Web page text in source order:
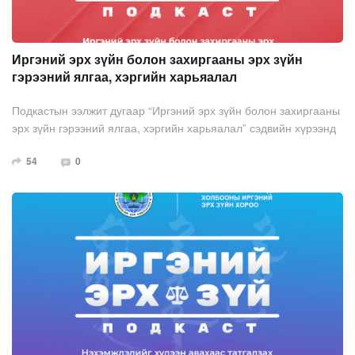
Иргэний эрх зүйн болон захиргааны эрх зүйн
гэрээний ялгаа, хэргийн харьяалал
Подкастын ээлжит дугаар “Иргэний эрх зүйн болон захиргааны
эрх зүйн гэрээний ялгаа, хэргийн харьяалал” сэдвийн хүрээнд
гишүүн, хуульч, хууль зүйн доктор Д.Сүнжид, Чингэлтэй
Н.Баярмаа, зочин хөтлөгчөөр Иргэний эрх зүйн хорооны
Удирдах зөвлөлийн гишүүн, хуульч Ц.Должинсүрэн нар
оролцож сонирхолтой ярилцлага өрнүүллээ.
54 0